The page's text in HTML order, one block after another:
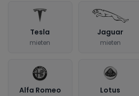
Tesla
mieten
Jaguar
mieten
Alfa Romeo Lotus